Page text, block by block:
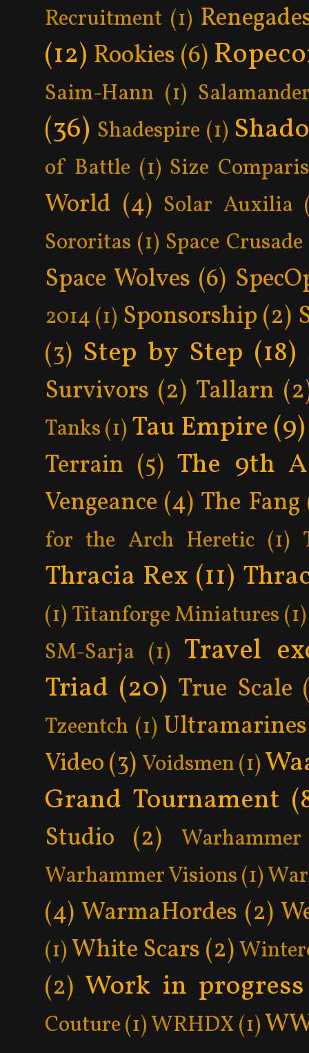
Recruitment (1)
(12) Rookies (6)
Saim-Hann (1)
(36) Shadespire (1)
of Battle (1) Size
World (4) Solar Auxilia
Sororitas (1) Space Crusade
Space Wolves (6)
2014 (1) Sponsorship (2)
(3) Step by Step (18)
Survivors (2) Tallarn
Tanks(1) Tau Empire (9)
Terrain (5) The 9th
Vengeance (4) The Fang
for the Arch Heretic (1)
Thracia Rex (11)
(1) Titanforge Miniatures (1)
SM-Sarja (1) Travel
Triad (20) True Scale
Tzeentch (1) Ultramarines
Video(3) Voidsmen(1)
Grand Tournament
Studio (2)
Warhammer Visions(1)
(4) WarmaHordes (2)
(1)White Scars (2)
(2) Work in progress
Couture(1)WRHDX(1)